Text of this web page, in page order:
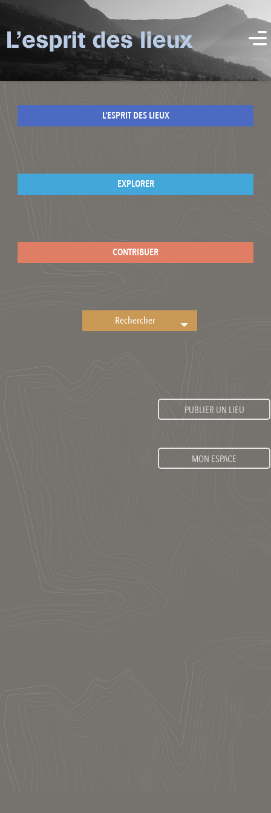
L’ESPRIT DES LIEUX
EXPLORER
CONTRIBUER
PUBLIER UN LIEU
MON ESPACE